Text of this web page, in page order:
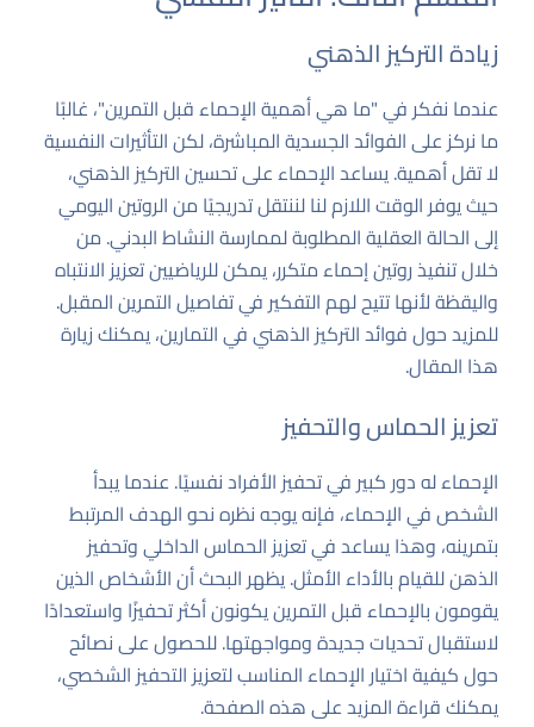
زيادة التركيز الذهني
عندما نفكر في "ما هي أهمية الإحماء قبل التمرين"، غالبًا
ما نركز على الفوائد الجسدية المباشرة، لكن التأثيرات النفسية
لا تقل أهمية. يساعد الإحماء على تحسين التركيز الذهني،
حيث يوفر الوقت اللازم لنا لننتقل تدريجيًا من الروتين اليومي
إلى الحالة العقلية المطلوبة لممارسة النشاط البدني. من
خلال تنفيذ روتين إحماء متكرر، يمكن للرياضيين تعزيز الانتباه
واليقظة لأنها تتيح لهم التفكير في تفاصيل التمرين المقبل.
للمزيد حول فوائد التركيز الذهني في التمارين، يمكنك زيارة
هذا المقال.
تعزيز الحماس والتحفيز
الإحماء له دور كبير في تحفيز الأفراد نفسيًا. عندما يبدأ
الشخص في الإحماء، فإنه يوجه نظره نحو الهدف المرتبط
بتمرينه، وهذا يساعد في تعزيز الحماس الداخلي وتحفيز
الذهن للقيام بالأداء الأمثل. يظهر البحث أن الأشخاص الذين
يقومون بالإحماء قبل التمرين يكونون أكثر تحفيزًا واستعدادًا
لاستقبال تحديات جديدة ومواجهتها. للحصول على نصائح
حول كيفية اختيار الإحماء المناسب لتعزيز التحفيز الشخصي،
يمكنك قراءة المزيد علىهذه الصفحة.